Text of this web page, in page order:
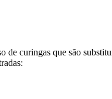
curingas que são